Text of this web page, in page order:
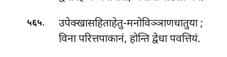
५६५. उपेक्खासहिताहेतु-मनोविञ्ञाणधातुया;
विना परित्तपाकानं, होन्ति द्वेधा पवत्तियं.